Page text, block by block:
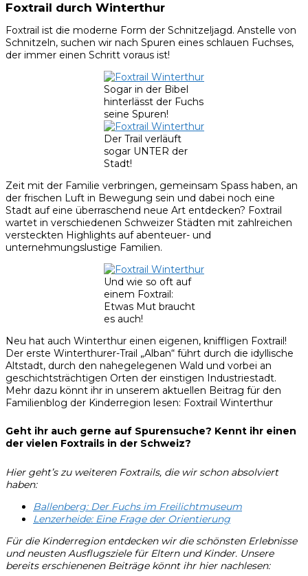
Foxtrail durch Winterthur
Foxtrail ist die moderne Form der Schnitzeljagd. Anstelle von
Schnitzeln, suchen wir nach Spuren eines schlauen Fuchses,
der immer einen Schritt voraus ist!
Sogar in der Bibel
hinterlässt der Fuchs
seine Spuren!
Der Trail verläuft
sogar UNTER der
Stadt!
Zeit mit der Familie verbringen, gemeinsam Spass haben, an
der frischen Luft in Bewegung sein und dabei noch eine
Stadt auf eine überraschend neue Art entdecken? Foxtrail
wartet in verschiedenen Schweizer Städten mit zahlreichen
versteckten Highlights auf abenteuer- und
unternehmungslustige Familien.
Und wie so oft auf
einem Foxtrail:
Etwas Mut braucht
es auch!
Neu hat auch Winterthur einen eigenen, kniffligen Foxtrail!
Der erste Winterthurer-Trail „Alban“ führt durch die idyllische
Altstadt, durch den nahegelegenen Wald und vorbei an
geschichtsträchtigen Orten der einstigen Industriestadt.
Mehr dazu könnt ihr in unserem aktuellen Beitrag für den
Familienblog der Kinderregion lesen: Foxtrail Winterthur
Geht ihr auch gerne auf Spurensuche? Kennt ihr einen
der vielen Foxtrails in der Schweiz?
Hier geht’s zu weiteren Foxtrails, die wir schon absolviert
haben:
Ballenberg: Der Fuchs im Freilichtmuseum
Lenzerheide: Eine Frage der Orientierung
Für die Kinderregion entdecken wir die schönsten Erlebnisse
und neusten Ausflugsziele für Eltern und Kinder. Unsere
bereits erschienenen Beiträge könnt ihr hier nachlesen: